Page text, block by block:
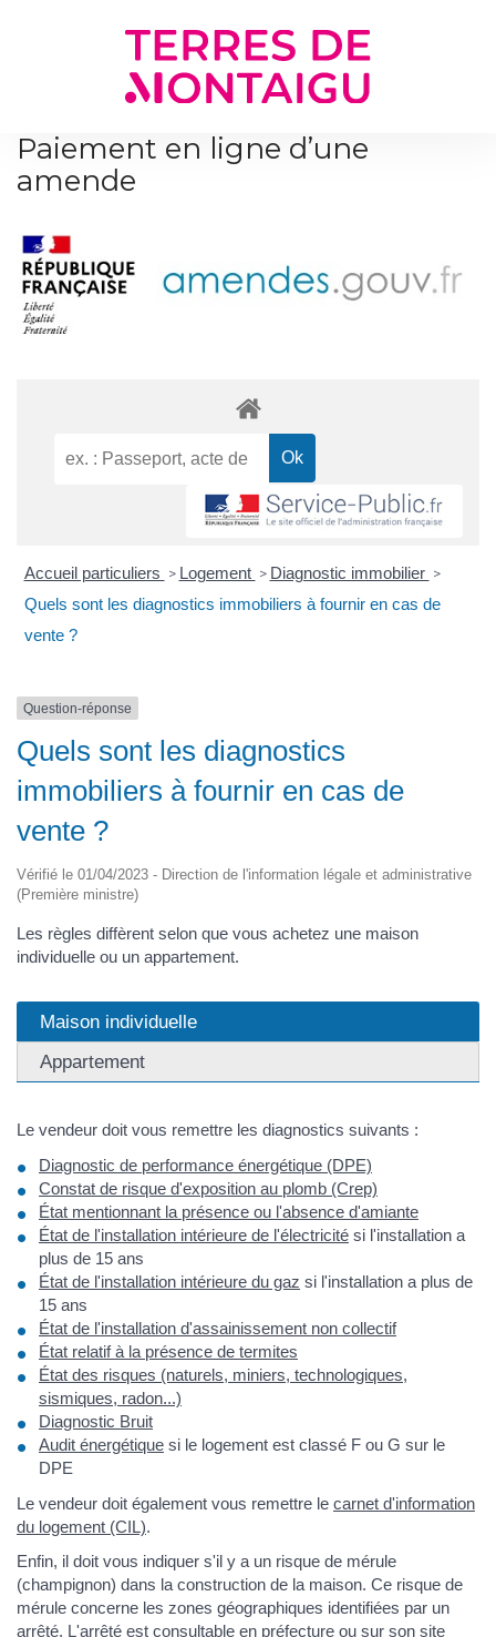
Paiement en ligne d’une
amende
Accueil particuliers > Logement > Diagnostic immobilier >
Quels sont les diagnostics immobiliers à fournir en cas de
vente ?
Question-réponse
Quels sont les diagnostics
immobiliers à fournir en cas de
vente ?
Vérifié le 01/04/2023 - Direction de l'information légale et administrative
(Première ministre)
Les règles diffèrent selon que vous achetez une maison
individuelle ou un appartement.
Maison individuelle
Appartement
Le vendeur doit vous remettre les diagnostics suivants :
Diagnostic de performance énergétique (DPE)
Constat de risque d'exposition au plomb (Crep)
État mentionnant la présence ou l'absence d'amiante
État de l'installation intérieure de l'électricité si l'installation a
plus de 15 ans
État de l'installation intérieure du gaz si l'installation a plus de
15 ans
État de l'installation d'assainissement non collectif
État relatif à la présence de termites
État des risques (naturels, miniers, technologiques,
sismiques, radon...)
Diagnostic Bruit
Audit énergétique si le logement est classé F ou G sur le
DPE
Le vendeur doit également vous remettre le carnet d'information
du logement (CIL).
Enfin, il doit vous indiquer s'il y a un risque de mérule
(champignon) dans la construction de la maison. Ce risque de
mérule concerne les zones géographiques identifiées par un
arrêté. L'arrêté est consultable en préfecture ou sur son site